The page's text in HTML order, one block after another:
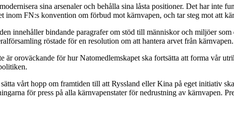
sina arsenaler och behålla sina låsta positioner. Det har inte
inom FN:s konvention om förbud mot kärnvapen, och tar steg mot att
innehåller bindande paragrafer om stöd till människor och miljöer
röstade för en resolution om att hantera arvet från
är oroväckande för hur Natomedlemskapet ska fortsätta att forma vår
vårt hopp om framtiden till att Ryssland eller Kina på eget initiativ
för press på alla kärnvapenstater för nedrustning av kärnvapen.